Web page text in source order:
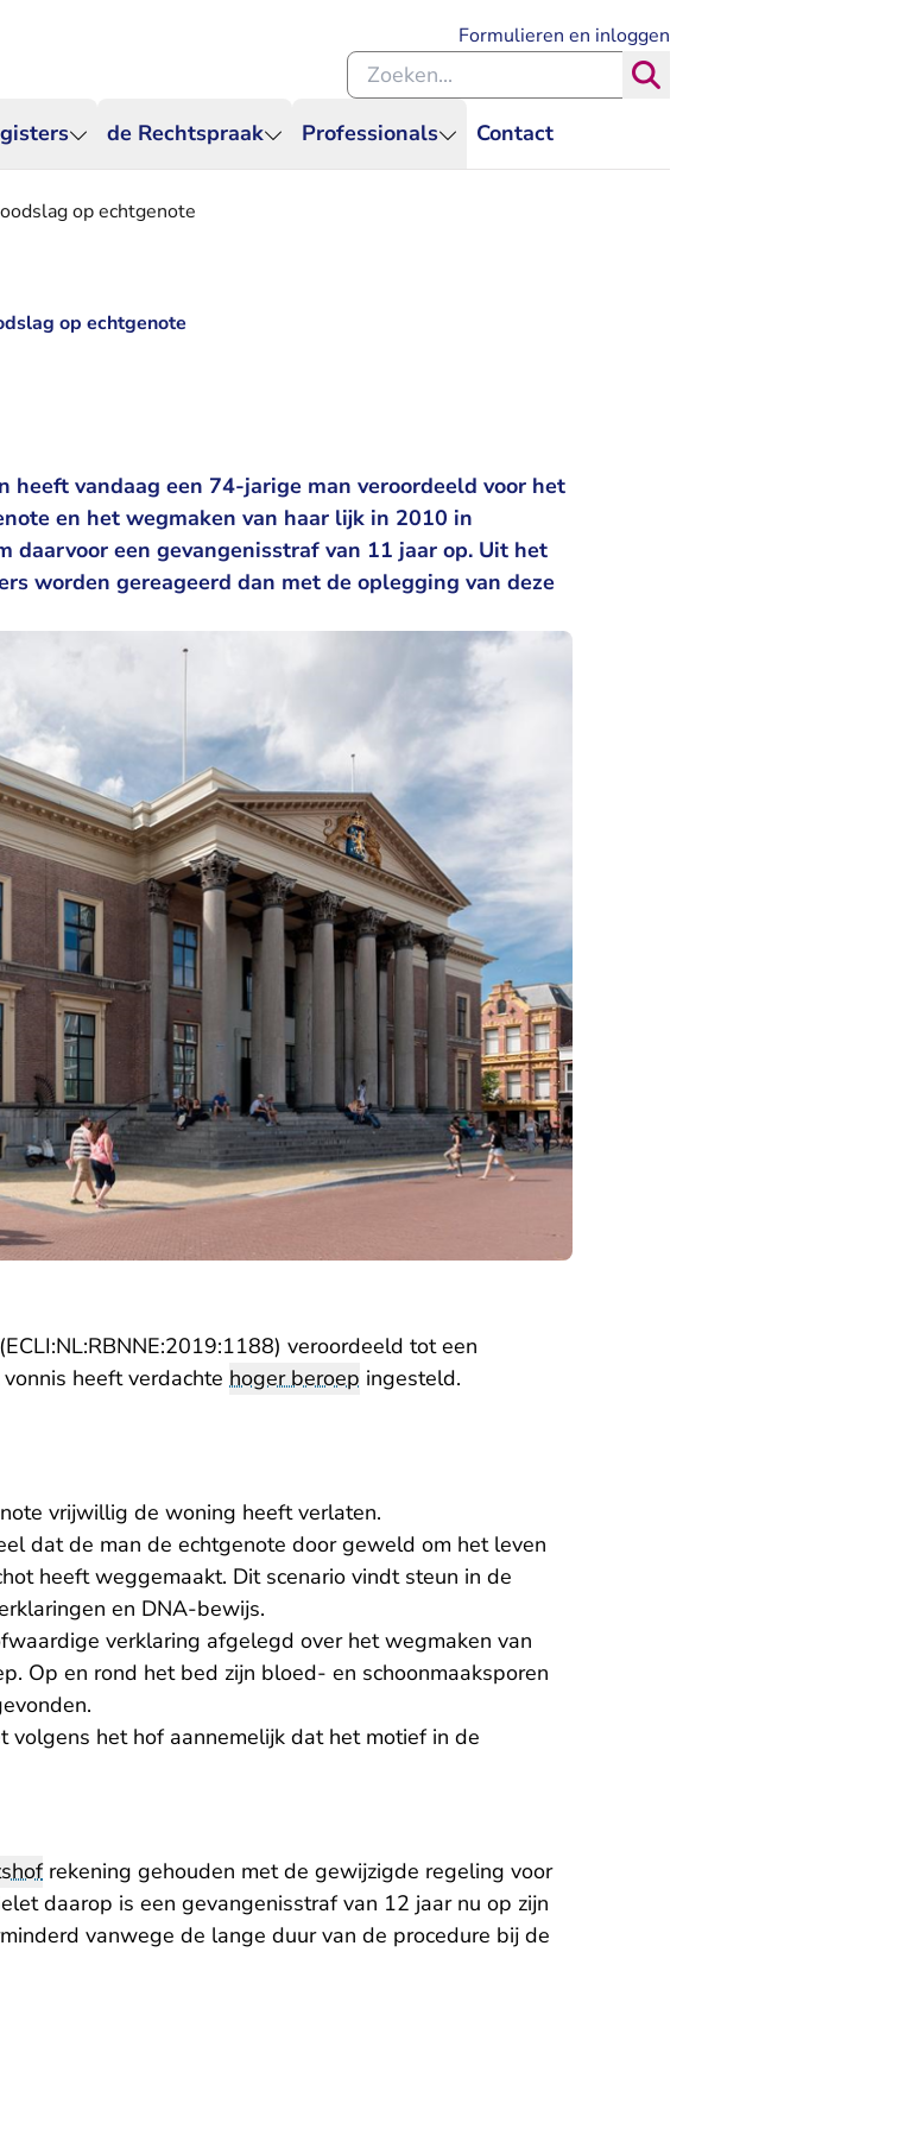
de Rechtspraak Professionals Contact
Formulieren en inloggen
Zoeken binnen de Rechtspraak
op echtgenote
op echtgenote
heeft vandaag een 74-jarige man veroordeeld voor het
en het wegmaken van haar lijk in 2010 in
daarvoor een gevangenisstraf van 11 jaar op. Uit het
worden gereageerd dan met de oplegging van deze
veroordeeld tot een
heeft verdachte hoger beroep ingesteld.
vrijwillig de woning heeft verlaten.
dat de man de echtgenote door geweld om het leven
heeft weggemaakt. Dit scenario vindt steun in de
en DNA-bewijs.
verklaring afgelegd over het wegmaken van
Op en rond het bed zijn bloed- en schoonmaaksporen
volgens het hof aannemelijk dat het motief in de
rekening gehouden met de gewijzigde regeling voor
daarop is een gevangenisstraf van 12 jaar nu op zijn
vanwege de lange duur van de procedure bij de